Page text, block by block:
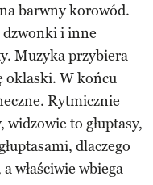
barwny korowód.
dzwonki i inne
Muzyka przybiera
oklaski. W końcu
Rytmicznie
widzowie to głuptasy,
dlaczego
właściwie wbiega